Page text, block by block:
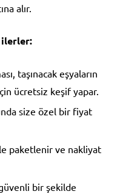
alır.
ilerler:
taşınacak eşyaların
ücretsiz keşif yapar.
size özel bir fiyat
paketlenir ve nakliyat
bir şekilde